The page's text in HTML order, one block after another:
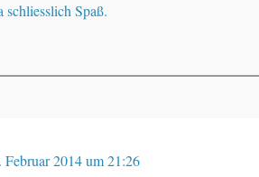
schliesslich Spaß.
Februar 2014 um 21:26